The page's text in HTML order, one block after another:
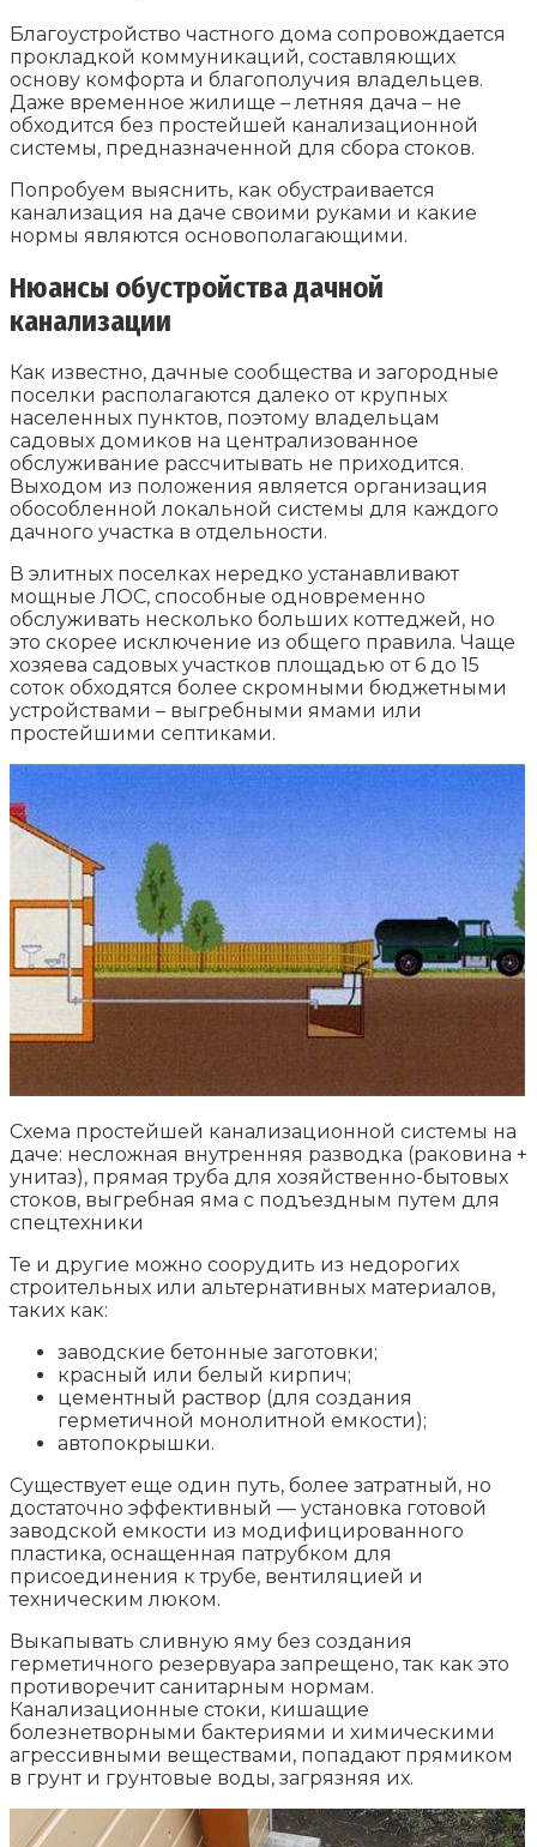
Благоустройство частного дома сопровождается
прокладкой коммуникаций, составляющих
основу комфорта и благополучия владельцев.
Даже временное жилище – летняя дача – не
обходится без простейшей канализационной
системы, предназначенной для сбора стоков.
Попробуем выяснить, как обустраивается
канализация на даче своими руками и какие
нормы являются основополагающими.
Нюансы обустройства дачной
канализации
Как известно, дачные сообщества и загородные
поселки располагаются далеко от крупных
населенных пунктов, поэтому владельцам
садовых домиков на централизованное
обслуживание рассчитывать не приходится.
Выходом из положения является организация
обособленной локальной системы для каждого
дачного участка в отдельности.
В элитных поселках нередко устанавливают
мощные ЛОС, способные одновременно
обслуживать несколько больших коттеджей, но
это скорее исключение из общего правила. Чаще
хозяева садовых участков площадью от 6 до 15
соток обходятся более скромными бюджетными
устройствами – выгребными ямами или
простейшими септиками.
Схема простейшей канализационной системы на
даче: несложная внутренняя разводка (раковина +
унитаз), прямая труба для хозяйственно-бытовых
стоков, выгребная яма с подъездным путем для
спецтехники
Те и другие можно соорудить из недорогих
строительных или альтернативных материалов,
таких как:
заводские бетонные заготовки;
красный или белый кирпич;
цементный раствор (для создания
герметичной монолитной емкости);
автопокрышки.
Существует еще один путь, более затратный, но
достаточно эффективный — установка готовой
заводской емкости из модифицированного
пластика, оснащенная патрубком для
присоединения к трубе, вентиляцией и
техническим люком.
Выкапывать сливную яму без создания
герметичного резервуара запрещено, так как это
противоречит санитарным нормам.
Канализационные стоки, кишащие
болезнетворными бактериями и химическими
агрессивными веществами, попадают прямиком
в грунт и грунтовые воды, загрязняя их.